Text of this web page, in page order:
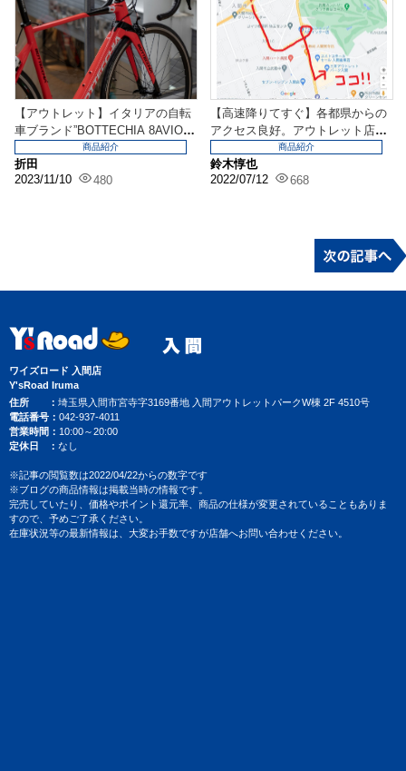
【アウトレット】イタリアの自転
車ブランド”BOTTECHIA 8AVIO R
折田
2023/11/10
480
商品紹介
【高速降りてすぐ】各都県からの
アクセス良好。アウトレット店な
らではの情報も♪イン...
鈴木惇也
2022/07/12
668
商品紹介
ワイズロード 入間店
Y'sRoad Iruma
住所
埼玉県入間市宮寺字3169番地 入間アウトレットパークW棟 2F 4510号
電話番号
042-937-4011
営業時間
10:00～20:00
定休日
なし
※記事の閲覧数は2022/04/22からの数字です
※ブログの商品情報は掲載当時の情報です。
完売していたり、価格やポイント還元率、商品の仕様が変更されていることもありま
すので、予めご了承ください。
在庫状況等の最新情報は、大変お手数ですが店舗へお問い合わせください。